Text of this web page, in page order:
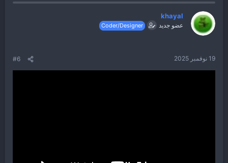
ف
ا
ع
ل
ا
khayal
عضو جديد Coder/Designer
19 نوفمبر 2025 #6